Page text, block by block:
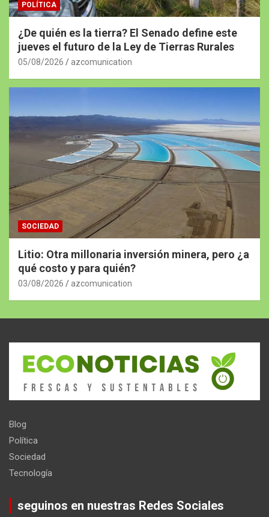
POLÍTICA
¿De quién es la tierra? El Senado define este
jueves el futuro de la Ley de Tierras Rurales
05/08/2026 azcomunication
SOCIEDAD
Litio: Otra millonaria inversión minera, pero ¿a
qué costo y para quién?
03/08/2026 azcomunication
Blog
Política
Sociedad
Tecnología
seguinos en nuestras Redes Sociales